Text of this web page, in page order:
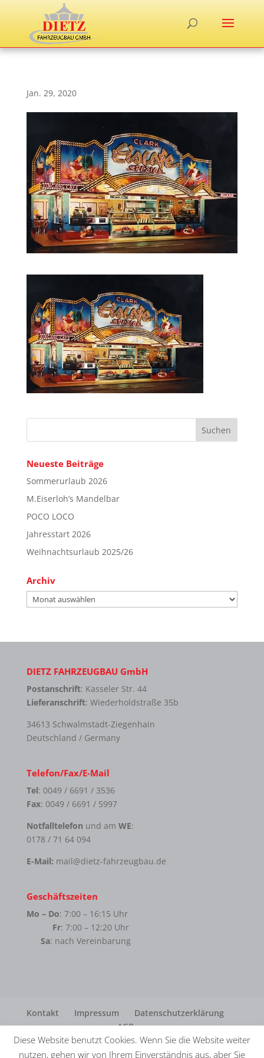
Jan. 29, 2020
Neueste Beiträge
Sommerurlaub 2026
M.Eiserloh’s Mandelbar
POCO LOCO
Jahresstart 2026
Weihnachtsurlaub 2025/26
Archiv
Archiv
DIETZ FAHRZEUGBAU GmbH
Postanschrift: Kasseler Str. 44
Lieferanschrift: Wiederholdstraße 35b
34613 Schwalmstadt-Ziegenhain
Deutschland / Germany
Telefon/Fax/E-Mail
Tel: 0049 / 6691 / 3536
Fax: 0049 / 6691 / 5997
Notfalltelefon und am WE:
0178 / 71 64 094
E-Mail: mail@dietz-fahrzeugbau.de
Geschäftszeiten
Mo – Do: 7:00 – 16:15 Uhr
Fr: 7:00 – 12:20 Uhr
Sa: nach Vereinbarung
Kontakt Impressum
Datenschutzerklärung
AGB
Diese Website benutzt Cookies. Wenn Sie die Website weiter
nutzen, gehen wir von Ihrem Einverständnis aus, aber Sie